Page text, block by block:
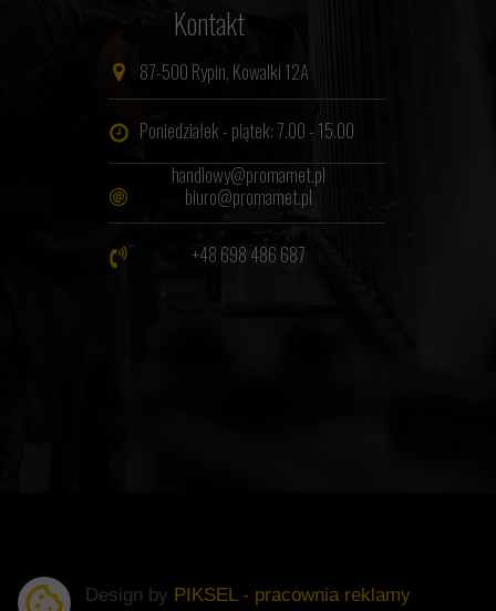
Kontakt
Poniedziałek - piątek: 7.00 - 15.00
87-500 Rypin, Kowalki 12A
+48 698 486 687
handlowy@promamet.pl
biuro@promamet.pl
Design by PIKSEL - pracownia reklamy